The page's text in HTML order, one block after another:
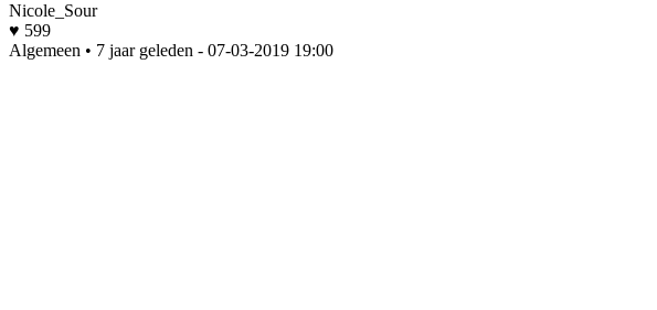
Nicole_Sour
♥ 599
Algemeen • 7 jaar geleden - 07-03-2019 19:00